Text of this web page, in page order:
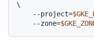
\
    --project=
    --zone=